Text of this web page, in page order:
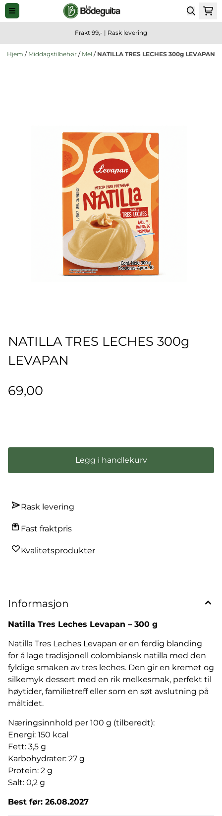
Hopp til innhold
Frakt 99,- | Rask levering
Hjem / Middagstilbehør / Mel / NATILLA TRES LECHES 300g LEVAPAN
NATILLA TRES LECHES 300g
LEVAPAN
69,00
Legg i handlekurv
Rask levering
Fast fraktpris
Kvalitetsprodukter
Informasjon
Natilla Tres Leches Levapan – 300 g
Natilla Tres Leches Levapan er en ferdig blanding
for å lage tradisjonell colombiansk natilla med den
fyldige smaken av tres leches. Den gir en kremet og
silkemyk dessert med en rik melkesmak, perfekt til
høytider, familietreff eller som en søt avslutning på
måltidet.
Næringsinnhold per 100 g (tilberedt):
Energi: 150 kcal
Fett: 3,5 g
Karbohydrater: 27 g
Protein: 2 g
Salt: 0,2 g
Best før: 26.08.2027